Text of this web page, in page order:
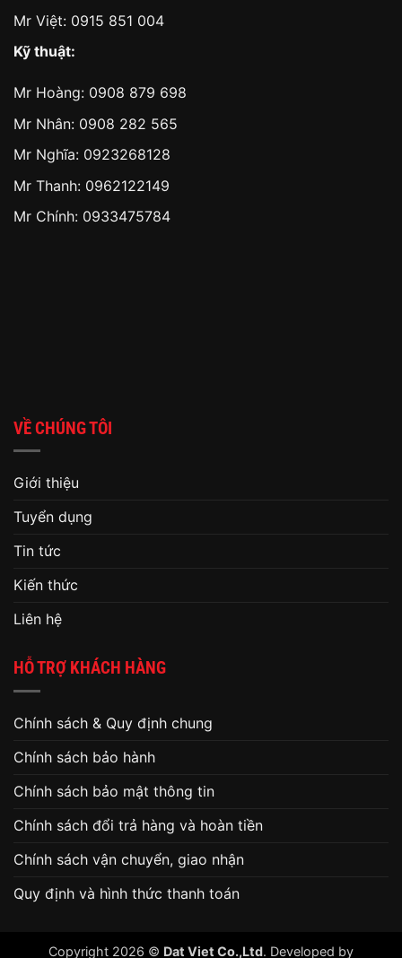
Mr Việt: 0915 851 004
Kỹ thuật:
Mr Hoàng: 0908 879 698
Mr Nhân: 0908 282 565
Mr Nghĩa: 0923268128
Mr Thanh: 0962122149
Mr Chính: 0933475784
VỀ CHÚNG TÔI
Giới thiệu
Tuyển dụng
Tin tức
Kiến thức
Liên hệ
HỖ TRỢ KHÁCH HÀNG
Chính sách & Quy định chung
Chính sách bảo hành
Chính sách bảo mật thông tin
Chính sách đổi trả hàng và hoàn tiền
Chính sách vận chuyển, giao nhận
Quy định và hình thức thanh toán
Copyright 2026 © Dat Viet Co.,Ltd. Developed by